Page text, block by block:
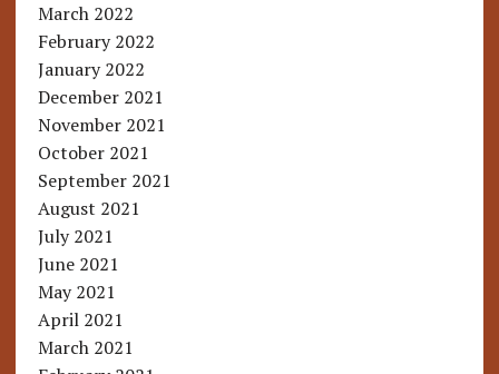
March 2022
February 2022
January 2022
December 2021
November 2021
October 2021
September 2021
August 2021
July 2021
June 2021
May 2021
April 2021
March 2021